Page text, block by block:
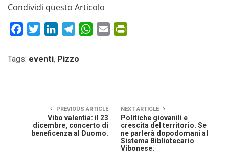
Condividi questo Articolo
FacebookTwitterLinkedInTelegramWhatsApp
Email
Tags: eventi, Pizzo
PREVIOUS ARTICLE
Vibo valentia: il 23
dicembre, concerto di
beneficenza al Duomo.
NEXT ARTICLE
Politiche giovanili e
crescita del territorio. Se
ne parlerà dopodomani al
Sistema Bibliotecario
Vibonese.